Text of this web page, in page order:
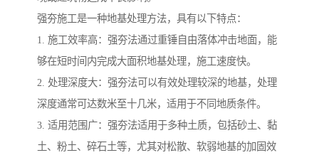
强夯施工是一种地基处理方法，具有以下特点：
1. 施工效率高：强夯法通过重锤自由落体冲击地面，能
够在短时间内完成大面积地基处理，施工速度快。
2. 处理深度大：强夯法可以有效处理较深的地基，处理
深度通常可达数米至十几米，适用于不同地质条件。
3. 适用范围广：强夯法适用于多种土质，包括砂土、黏
土、粉土、碎石土等，尤其对松散、软弱地基的加固效